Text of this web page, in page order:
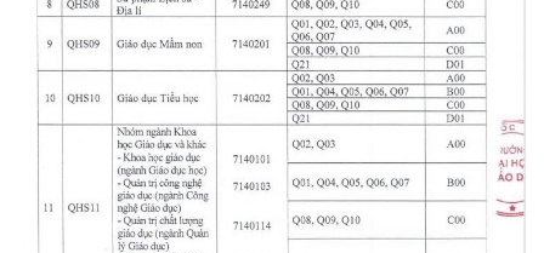
Infographic